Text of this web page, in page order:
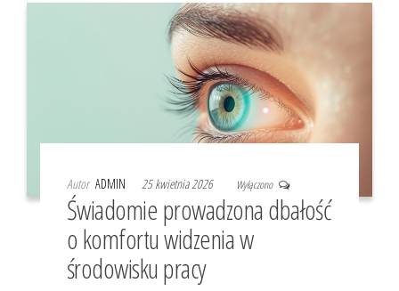
Autor ADMIN 25 kwietnia 2026 Wyłączono
Świadomie prowadzona dbałość
o komfortu widzenia w
środowisku pracy